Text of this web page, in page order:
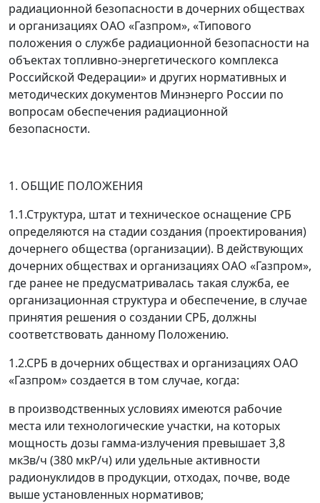
радиационной безопасности в дочерних обществах
и организациях ОАО «Газпром», «Типового
положения о службе радиационной безопасности на
объектах топливно-энергетического комплекса
Российской Федерации» и других нормативных и
методических документов Минэнерго России по
вопросам обеспечения радиационной
безопасности.
1. ОБЩИЕ ПОЛОЖЕНИЯ
1.1.Структура, штат и техническое оснащение СРБ
определяются на стадии создания (проектирования)
дочернего общества (организации). В действующих
дочерних обществах и организациях ОАО «Газпром»,
где ранее не предусматривалась такая служба, ее
организационная структура и обеспечение, в случае
принятия решения о создании СРБ, должны
соответствовать данному Положению.
1.2.СРБ в дочерних обществах и организациях ОАО
«Газпром» создается в том случае, когда:
в производственных условиях имеются рабочие
места или технологические участки, на которых
мощность дозы гамма-излучения превышает 3,8
мкЗв/ч (380 мкР/ч) или удельные активности
радионуклидов в продукции, отходах, почве, воде
выше установленных нормативов;